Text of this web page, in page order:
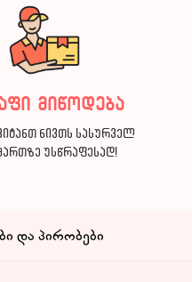
მიწოდება
ნივთს სასურველ
უსწრაფესად!
და პირობები